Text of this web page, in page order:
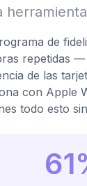
de
repetidas
de las
con Apple
todo esto